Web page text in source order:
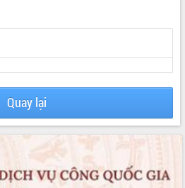
Quay lại